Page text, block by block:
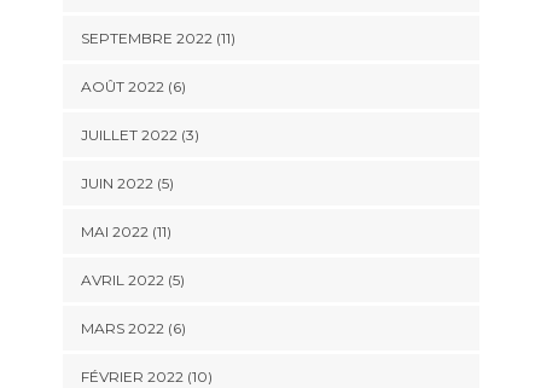
SEPTEMBRE 2022 (11)
AOÛT 2022 (6)
JUILLET 2022 (3)
JUIN 2022 (5)
MAI 2022 (11)
AVRIL 2022 (5)
MARS 2022 (6)
FÉVRIER 2022 (10)